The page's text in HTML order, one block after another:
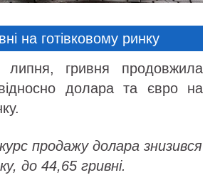
на готівковому ринку
гривня продовжила
долара та євро на
продажу долара знизився
до 44,65 гривні.